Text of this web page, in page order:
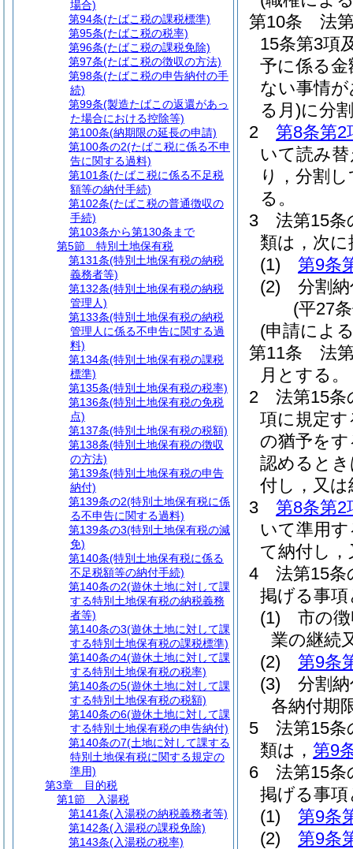
第10条
法
15条第3項
予に係る
ない事情
る月)に分
2
第8条第2
いて読み
り，分割
る。
3
法第15条
類は，次
(1)
第9条
(2)
分割
(平27
(申請によ
第11条
法
月とする。
2
法第15条
項に規定
の猶予を
認めると
付し，又
3
第8条第2
いて準用
て納付し
4
法第15
掲げる事
(1)
市の
業の継続
(2)
第9条
(3)
分割
各納付期
5
法第15条
類は， 第9
6
法第15
掲げる事
(1)
第9条
(2)
第9条
場合)
第94条(たばこ税の課税標準)
第95条(たばこ税の税率)
第96条(たばこ税の課税免除)
第97条(たばこ税の徴収の方法)
第98条(たばこ税の申告納付の手
続)
第99条(製造たばこの返還があっ
た場合における控除等)
第100条(納期限の延長の申請)
第100条の2(たばこ税に係る不申
告に関する過料)
第101条(たばこ税に係る不足税
額等の納付手続)
第102条(たばこ税の普通徴収の
手続)
第103条から第130条まで
第5節
特別土地保有税
第131条(特別土地保有税の納税
義務者等)
第132条(特別土地保有税の納税
管理人)
第133条(特別土地保有税の納税
管理人に係る不申告に関する過
料)
第134条(特別土地保有税の課税
標準)
第135条(特別土地保有税の税率)
第136条(特別土地保有税の免税
点)
第137条(特別土地保有税の税額)
第138条(特別土地保有税の徴収
の方法)
第139条(特別土地保有税の申告
納付)
第139条の2(特別土地保有税に係
る不申告に関する過料)
第139条の3(特別土地保有税の減
免)
第140条(特別土地保有税に係る
不足税額等の納付手続)
第140条の2(遊休土地に対して課
する特別土地保有税の納税義務
者等)
第140条の3(遊休土地に対して課
する特別土地保有税の課税標準)
第140条の4(遊休土地に対して課
する特別土地保有税の税率)
第140条の5(遊休土地に対して課
する特別土地保有税の税額)
第140条の6(遊休土地に対して課
する特別土地保有税の申告納付)
第140条の7(土地に対して課する
特別土地保有税に関する規定の
準用)
第3章
目的税
第1節
入湯税
第141条(入湯税の納税義務者等)
第142条(入湯税の課税免除)
第143条(入湯税の税率)